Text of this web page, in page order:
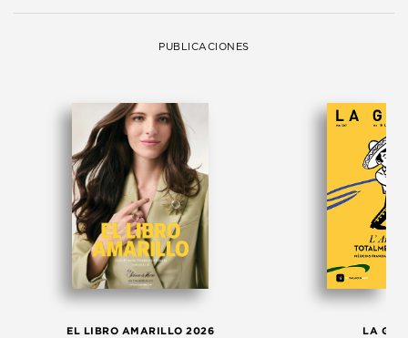
PUBLICACIONES
EL LIBRO AMARILLO 2026 LA